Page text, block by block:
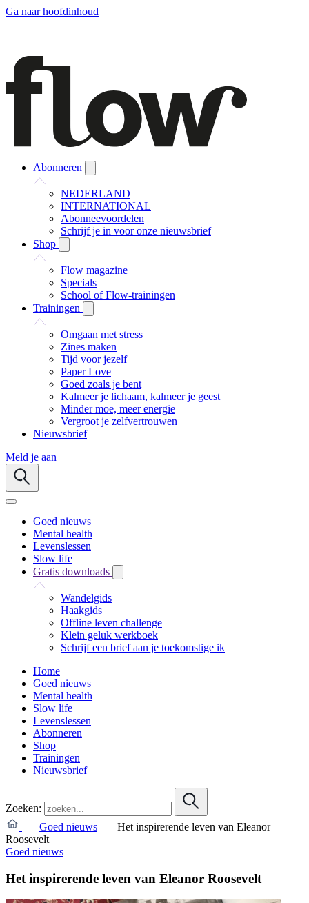
Ga naar hoofdinhoud
Abonneren
NEDERLAND
INTERNATIONAL
Abonneevoordelen
Schrijf je in voor onze nieuwsbrief
Shop
Flow magazine
Specials
School of Flow-trainingen
Trainingen
Omgaan met stress
Zines maken
Tijd voor jezelf
Paper Love
Goed zoals je bent
Kalmeer je lichaam, kalmeer je geest
Minder moe, meer energie
Vergroot je zelfvertrouwen
Nieuwsbrief
Meld je aan
Goed nieuws
Mental health
Levenslessen
Slow life
Gratis downloads
Wandelgids
Haakgids
Offline leven challenge
Klein geluk werkboek
Schrijf een brief aan je toekomstige ik
Home
Goed nieuws
Mental health
Slow life
Levenslessen
Abonneren
Shop
Trainingen
Nieuwsbrief
Zoeken:
Goed nieuws
Het inspirerende leven van Eleanor
Roosevelt
Goed nieuws
Het inspirerende leven van Eleanor Roosevelt